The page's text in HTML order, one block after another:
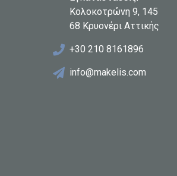
Κολοκοτρώνη 9, 145
68 Κρυονέρι Αττικής
+30 210 8161896
info@makelis.com